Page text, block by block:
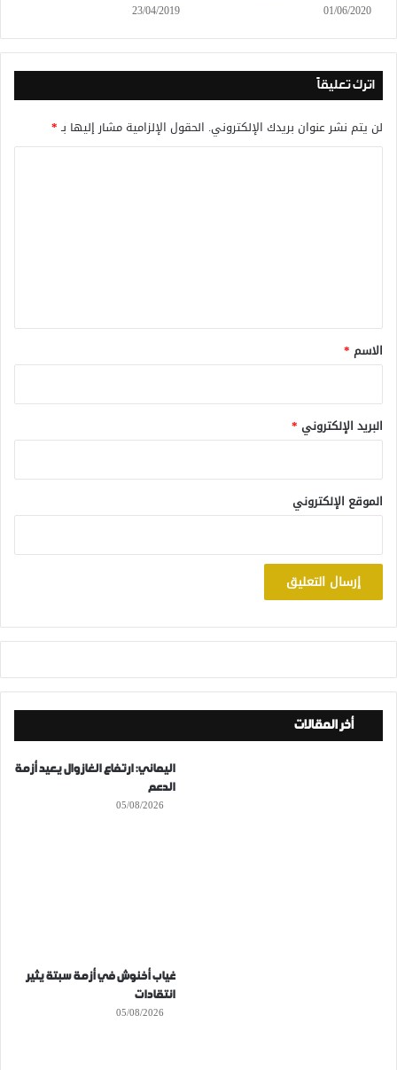
01/06/2020
23/04/2019
اترك تعليقاً
لن يتم نشر عنوان بريدك الإلكتروني. الحقول الإلزامية مشار إليها بـ*
*
الاسم *
البريد الإلكتروني *
الموقع الإلكتروني
أخر المقالات
اليماني: ارتفاع الغازوال يعيد أزمة
الدعم
05/08/2026
غياب أخنوش في أزمة سبتة يثير
انتقادات
05/08/2026